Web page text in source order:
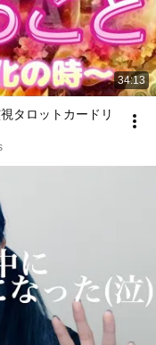
34:13
タロットカードリ